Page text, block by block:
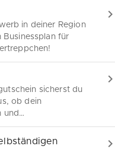
in deiner Region
Businessplan für
sicherst du
ob dein
und